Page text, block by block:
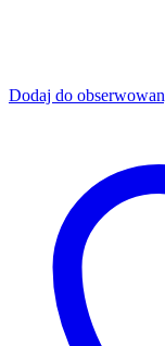
Dodaj do